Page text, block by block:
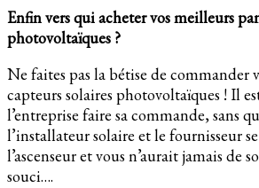
Enfin vers qui acheter vos meilleurs
photovoltaïques ?
Ne faites pas la bétise de commander
capteurs solaires photovoltaïques ! Il
l’entreprise faire sa commande, sans
l’installateur solaire et le fournisseur
l’ascenseur et vous n’aurait jamais de
souci….